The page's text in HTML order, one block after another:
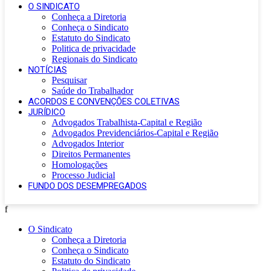
O SINDICATO
Conheça a Diretoria
Conheça o Sindicato
Estatuto do Sindicato
Politica de privacidade
Regionais do Sindicato
NOTÍCIAS
Pesquisar
Saúde do Trabalhador
ACORDOS E CONVENÇÕES COLETIVAS
JURÍDICO
Advogados Trabalhista-Capital e Região
Advogados Previdenciários-Capital e Região
Advogados Interior
Direitos Permanentes
Homologações
Processo Judicial
FUNDO DOS DESEMPREGADOS
f
O Sindicato
Conheça a Diretoria
Conheça o Sindicato
Estatuto do Sindicato